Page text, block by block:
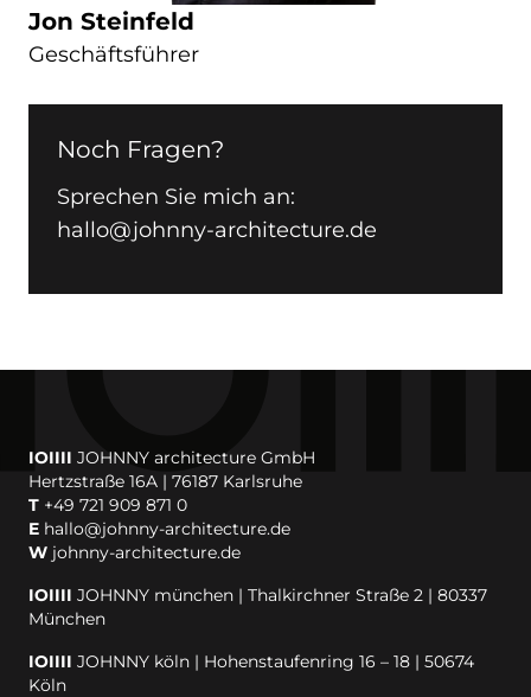
Jon Steinfeld
Geschäftsführer
Noch Fragen?
Sprechen Sie mich an:
hallo@johnny-architecture.de
IOIIII JOHNNY architecture GmbH
Hertzstraße 16A | 76187 Karlsruhe
T +49 721 909 871 0
E hallo@johnny-architecture.de
W johnny-architecture.de
IOIIII JOHNNY münchen | Thalkirchner Straße 2 | 80337
München
IOIIII JOHNNY köln | Hohenstaufenring 16 – 18 | 50674
Köln